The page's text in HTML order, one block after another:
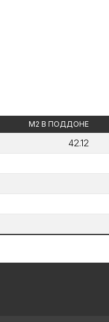
М2 В ПОДДОНЕ
42.12